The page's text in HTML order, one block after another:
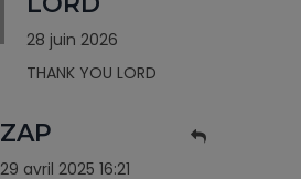
28 juin 2026
THANK YOU LORD
ZAP
29 avril 2025 16:21